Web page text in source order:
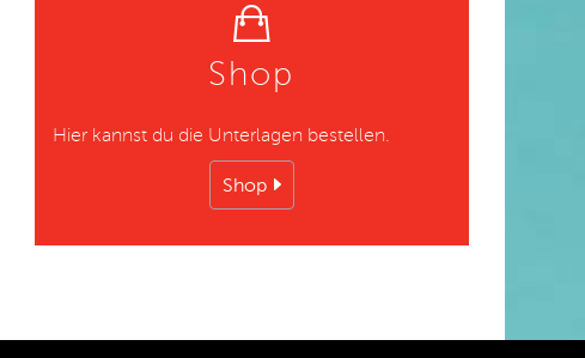
Shop
Hier kannst du die Unterlagen bestellen.
Shop